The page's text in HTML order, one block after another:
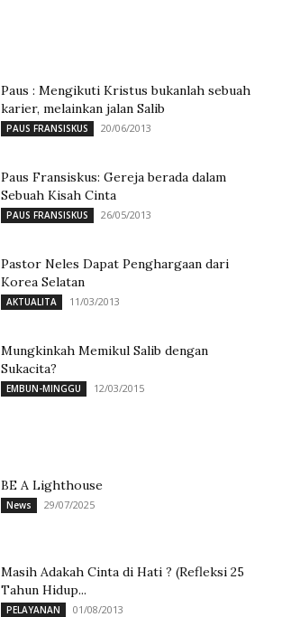
Paus : Mengikuti Kristus bukanlah sebuah
karier, melainkan jalan Salib
PAUS FRANSISKUS 20/06/2013
Paus Fransiskus: Gereja berada dalam
Sebuah Kisah Cinta
PAUS FRANSISKUS 26/05/2013
Pastor Neles Dapat Penghargaan dari
Korea Selatan
AKTUALITA 11/03/2013
Mungkinkah Memikul Salib dengan
Sukacita?
EMBUN-MINGGU 12/03/2015
BE A Lighthouse
News 29/07/2025
Masih Adakah Cinta di Hati ? (Refleksi 25
Tahun Hidup...
PELAYANAN 01/08/2013